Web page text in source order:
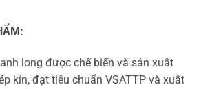
long được chế biến và sản xuất
kín, đạt tiêu chuẩn VSATTP và xuất